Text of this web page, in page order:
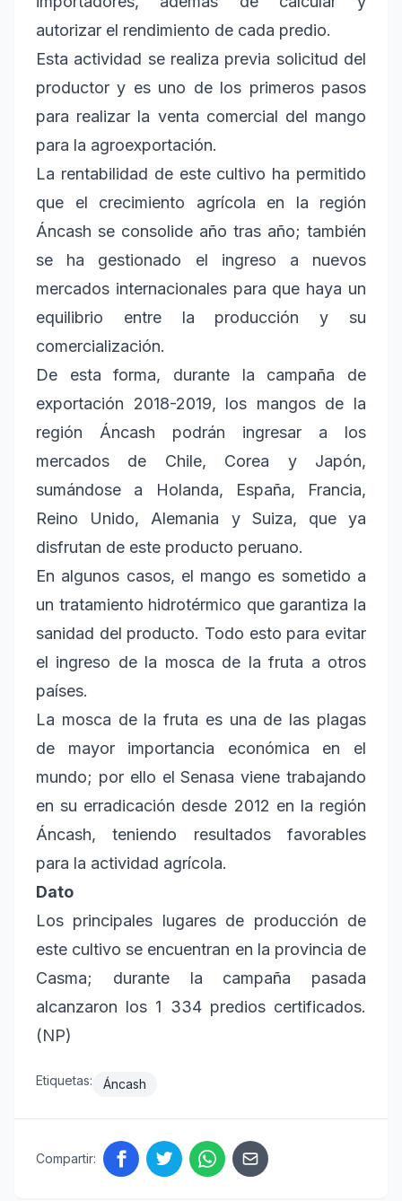
autorizar el rendimiento de cada predio.
Esta actividad se realiza previa solicitud del
productor y es uno de los primeros pasos
para realizar la venta comercial del mango
para la agroexportación.
La rentabilidad de este cultivo ha permitido
que el crecimiento agrícola en la región
Áncash se consolide año tras año; también
se ha gestionado el ingreso a nuevos
mercados internacionales para que haya un
equilibrio entre la producción y su
comercialización.
De esta forma, durante la campaña de
exportación 2018-2019, los mangos de la
región Áncash podrán ingresar a los
mercados de Chile, Corea y Japón,
sumándose a Holanda, España, Francia,
Reino Unido, Alemania y Suiza, que ya
disfrutan de este producto peruano.
En algunos casos, el mango es sometido a
un tratamiento hidrotérmico que garantiza la
sanidad del producto. Todo esto para evitar
el ingreso de la mosca de la fruta a otros
países.
La mosca de la fruta es una de las plagas
de mayor importancia económica en el
mundo; por ello el Senasa viene trabajando
en su erradicación desde 2012 en la región
Áncash, teniendo resultados favorables
para la actividad agrícola.
Dato
Los principales lugares de producción de
este cultivo se encuentran en la provincia de
Casma; durante la campaña pasada
alcanzaron los 1 334 predios certificados.
(NP)
Etiquetas: Áncash
Compartir: